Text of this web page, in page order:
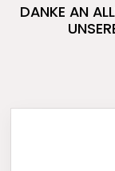
DANKE AN